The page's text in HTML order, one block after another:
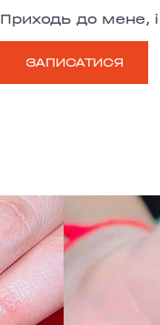
Приходь до мене, і
ЗАПИСАТИСЯ